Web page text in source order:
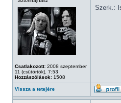
Csatlakozott: 2008 szeptember
11 (csütörtök), 7:53
Hozzászólások: 1508
Szerk.:
Vissza a tetejére